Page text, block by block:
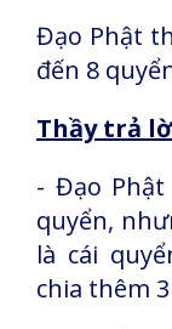
Đạo Phật
đến 8
Thầy trả
- Đạo
quyển,
là cái
chia thêm